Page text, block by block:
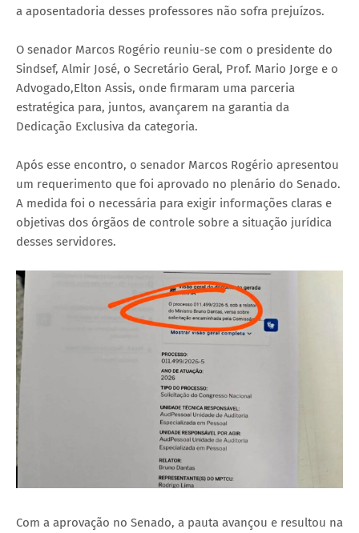
a aposentadoria desses professores não sofra prejuízos.
O senador Marcos Rogério reuniu-se com o presidente do
Sindsef, Almir José, o Secretário Geral, Prof. Mario Jorge e o
Advogado,Elton Assis, onde firmaram uma parceria
estratégica para, juntos, avançarem na garantia da
Dedicação Exclusiva da categoria.
Após esse encontro, o senador Marcos Rogério apresentou
um requerimento que foi aprovado no plenário do Senado.
A medida foi o necessária para exigir informações claras e
objetivas dos órgãos de controle sobre a situação jurídica
desses servidores.
Com a aprovação no Senado, a pauta avançou e resultou na